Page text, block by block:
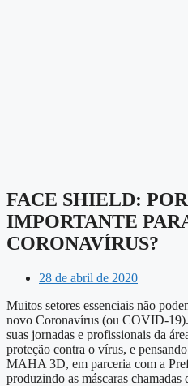
FACE SHIELD:
IMPORTANTE
CORONAVÍRUS?
28 de abril de 2020
Muitos setores essenciais não
novo Coronavírus (ou COVID-
suas jornadas e profissionais da
proteção contra o vírus, e
MAHA 3D, em parceria com a
produzindo as máscaras chamadas